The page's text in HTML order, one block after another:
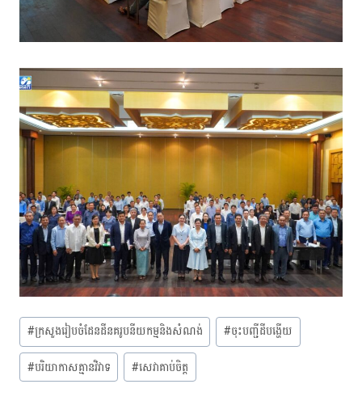
Post
Tags:
#ក្រសួងរៀបចំដែនដីនគរូបនីយកម្មនិងសំណង់ #ចុះបញ្ជីដីបង្ហើយ
#បរិយាកាសគ្មានវិវាទ #សេវាគាប់ចិត្ត